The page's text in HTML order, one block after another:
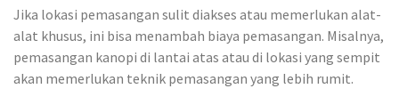
Jika lokasi pemasangan sulit diakses atau memerlukan alat-
alat khusus, ini bisa menambah biaya pemasangan. Misalnya,
pemasangan kanopi di lantai atas atau di lokasi yang sempit
akan memerlukan teknik pemasangan yang lebih rumit.